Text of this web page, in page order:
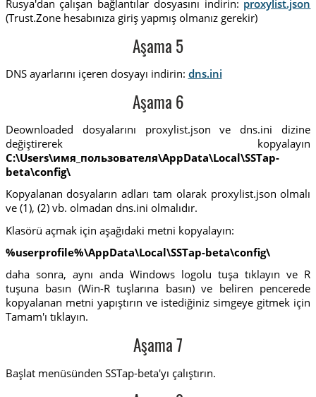
Rusya'dan çalışan bağlantılar dosyasını indirin: proxylist.json
(Trust.Zone hesabınıza giriş yapmış olmanız gerekir)
Aşama 5
DNS ayarlarını içeren dosyayı indirin: dns.ini
Aşama 6
Deownloaded dosyalarını proxylist.json ve dns.ini dizine
değiştirerek kopyalayın
C:\Users\имя_пользователя\AppData\Local\SSTap-
beta\config\
Kopyalanan dosyaların adları tam olarak proxylist.json olmalı
ve (1), (2) vb. olmadan dns.ini olmalıdır.
Klasörü açmak için aşağıdaki metni kopyalayın:
%userprofile%\AppData\Local\SSTap-beta\config\
daha sonra, aynı anda Windows logolu tuşa tıklayın ve R
tuşuna basın (Win-R tuşlarına basın) ve beliren pencerede
kopyalanan metni yapıştırın ve istediğiniz simgeye gitmek için
Tamam'ı tıklayın.
Aşama 7
Başlat menüsünden SSTap-beta'yı çalıştırın.